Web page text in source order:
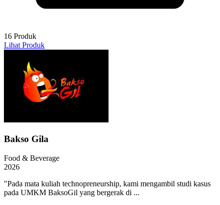
16 Produk
Lihat Produk
Bakso Gila
Food & Beverage
2026
"Pada mata kuliah technopreneurship, kami mengambil studi kasus
pada UMKM BaksoGil yang bergerak di ...